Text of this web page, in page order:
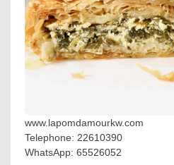
www.lapomdamourkw.com
Telephone: 22610390
WhatsApp: 65526052